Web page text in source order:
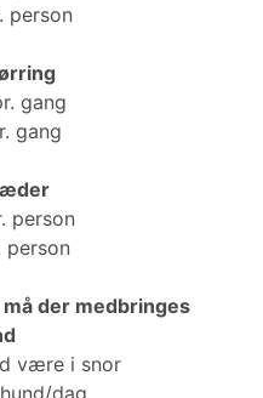
person
gang
gang
person
person
der medbringes
være i snor
dag